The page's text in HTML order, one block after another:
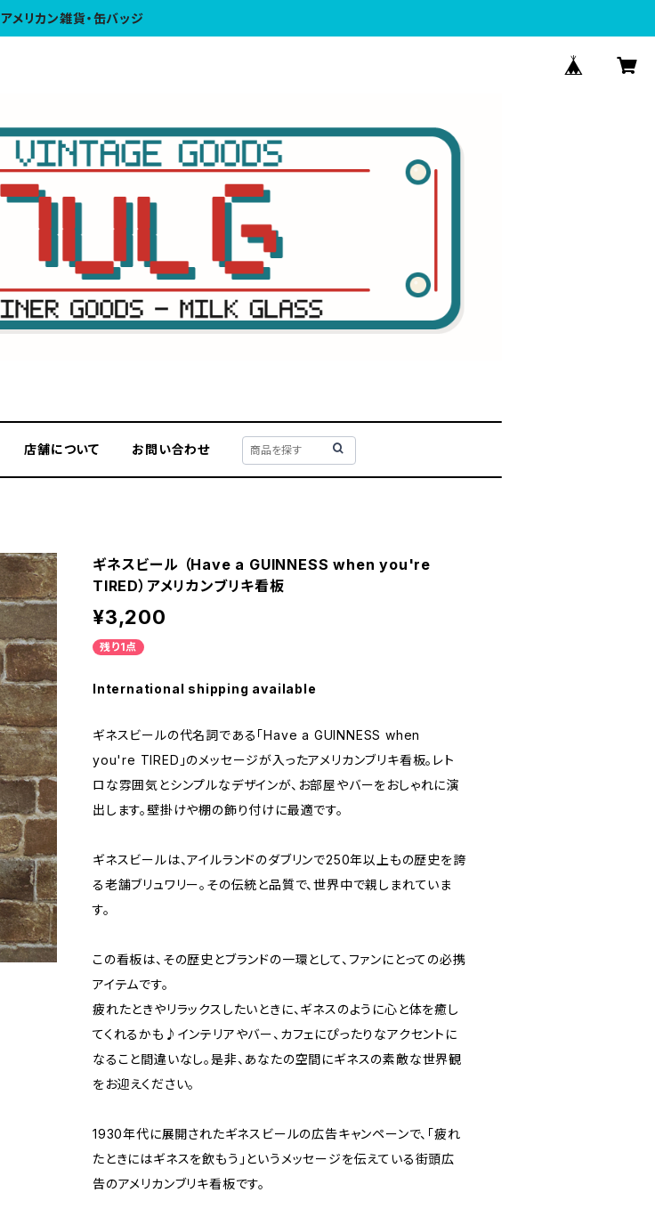
アメリカン雑貨・缶バッジ
店舗について お問い合わせ
ギネスビール （Have a GUINNESS when you're
TIRED）アメリカンブリキ看板
¥3,200
残り1点
International shipping available
ギネスビールの代名詞である「Have a GUINNESS when
you're TIRED」のメッセージが入ったアメリカンブリキ看板。レト
ロな雰囲気とシンプルなデザインが、お部屋やバーをおしゃれに演
出します。壁掛けや棚の飾り付けに最適です。
ギネスビールは、アイルランドのダブリンで250年以上もの歴史を誇
る老舗ブリュワリー。その伝統と品質で、世界中で親しまれていま
す。
この看板は、その歴史とブランドの一環として、ファンにとっての必携
アイテムです。
疲れたときやリラックスしたいときに、ギネスのように心と体を癒し
てくれるかも♪インテリアやバー、カフェにぴったりなアクセントに
なること間違いなし。是非、あなたの空間にギネスの素敵な世界観
をお迎えください。
1930年代に展開されたギネスビールの広告キャンペーンで、「疲れ
たときにはギネスを飲もう」というメッセージを伝えている街頭広
告のアメリカンブリキ看板です。